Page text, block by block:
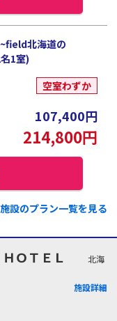
北海道の
1室)
空室わずか
107,400円
214,800円
設のプラン一覧を見る
ＯＴＥＬ
北海
施設詳細